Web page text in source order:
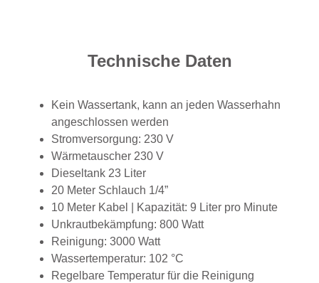
Technische Daten
Kein Wassertank, kann an jeden Wasserhahn
angeschlossen werden
Stromversorgung: 230 V
Wärmetauscher 230 V
Dieseltank 23 Liter
20 Meter Schlauch 1/4”
10 Meter Kabel | Kapazität: 9 Liter pro Minute
Unkrautbekämpfung: 800 Watt
Reinigung: 3000 Watt
Wassertemperatur: 102 °C
Regelbare Temperatur für die Reinigung